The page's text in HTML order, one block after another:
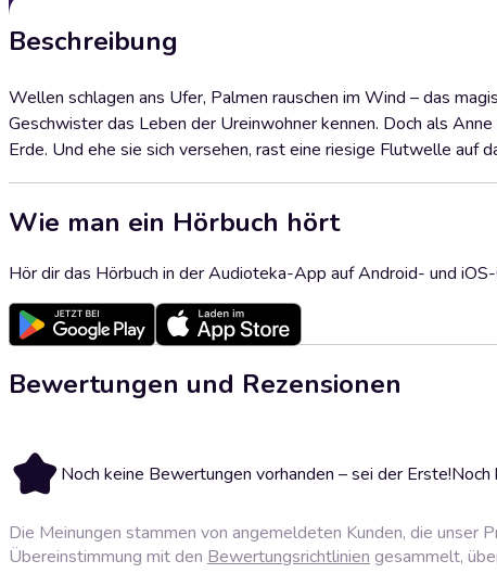
Beschreibung
Wellen schlagen ans Ufer, Palmen rauschen im Wind – das
Geschwister das Leben der Ureinwohner kennen. Doch als
Erde. Und ehe sie sich versehen, rast eine riesige Flutwelle auf
Wie man ein Hörbuch hört
Hör dir das Hörbuch in der Audioteka-App auf Android- und
Bewertungen und Rezensionen
Noch keine Bewertungen vorhanden – sei der Erste!Noch
Die Meinungen stammen von angemeldeten Kunden, die
Übereinstimmung mit den Bewertungsrichtlinien gesammelt,